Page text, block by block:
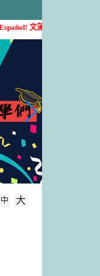
文藻西文系歡迎您的加入
中 大